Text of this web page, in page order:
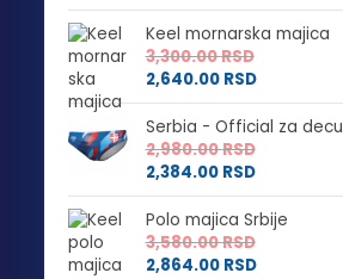
Keel mornarska majica
3,300.00RSD
2,640.00 RSD
Serbia - Official za decu
2,980.00RSD
2,384.00 RSD
Polo majica Srbije
3,580.00RSD
2,864.00 RSD